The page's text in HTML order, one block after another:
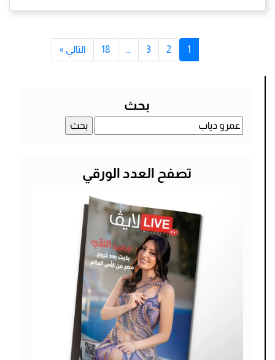
1
2
3
…
18 التالي »
بحث
البحث
عن:
تصفح العدد الورقي